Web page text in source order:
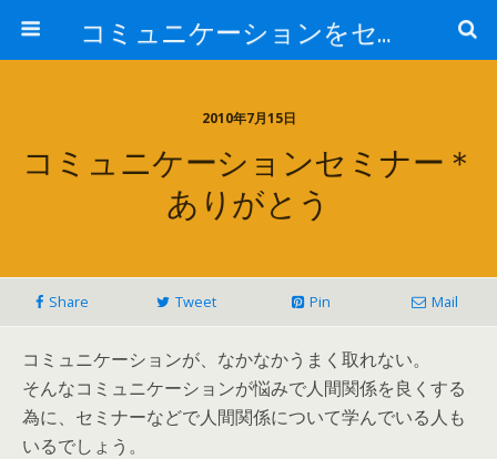
コミュニケーションをセミナーから学ぶ
2010年7月15日
コミュニケーションセミナー＊
ありがとう
Share Tweet Pin Mail
コミュニケーションが、なかなかうまく取れない。
そんなコミュニケーションが悩みで人間関係を良くする
為に、セミナーなどで人間関係について学んでいる人も
いるでしょう。